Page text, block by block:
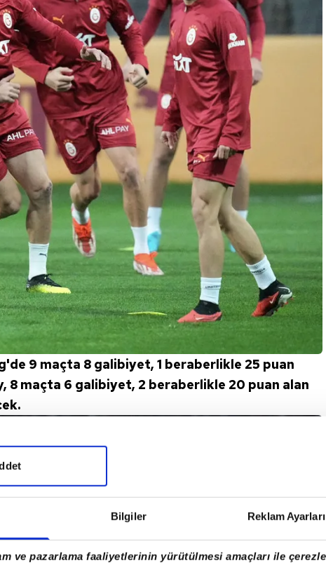
Bilgiler Reklam Ayarları
ve pazarlama faaliyetlerinin yürütülmesi amaçları ile
9 maçta 8 galibiyet, 1 beraberlikle 25 puan
8 maçta 6 galibiyet, 2 beraberlikle 20 puan alan